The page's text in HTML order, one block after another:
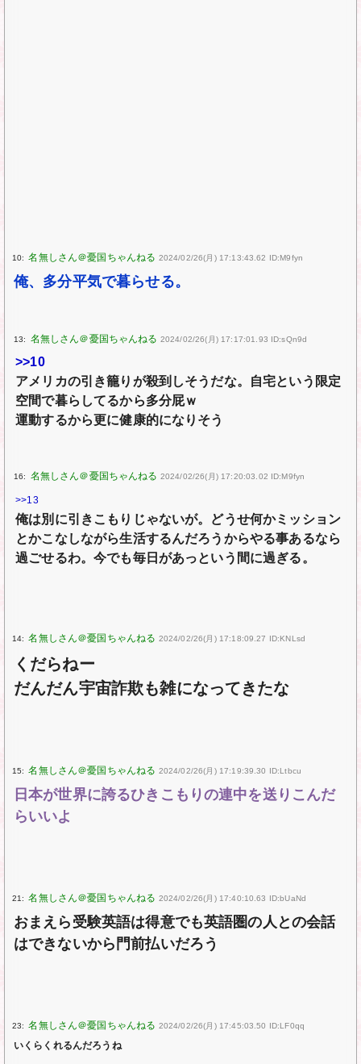
10: 2024/02/26(月) 17:13:43.62 ID:M9fyn
俺、多分平気で暮らせる。
13: 2024/02/26(月) 17:17:01.93 ID:sQn9d
>>10
アメリカの引き籠りが殺到しそうだな。自宅という限定
空間で暮らしてるから多分屁ｗ
運動するから更に健康的になりそう
16: 2024/02/26(月) 17:20:03.02 ID:M9fyn
>>13
俺は別に引きこもりじゃないが。どうせ何かミッション
とかこなしながら生活するんだろうからやる事あるなら
過ごせるわ。今でも毎日があっという間に過ぎる。
14: 2024/02/26(月) 17:18:09.27 ID:KNLsd
くだらねー
だんだん宇宙詐欺も雑になってきたな
15: 2024/02/26(月) 17:19:39.30 ID:Ltbcu
日本が世界に誇るひきこもりの連中を送りこんだ
らいいよ
21: 2024/02/26(月) 17:40:10.63 ID:bUaNd
おまえら受験英語は得意でも英語圏の人との会話
はできないから門前払いだろう
23: 2024/02/26(月) 17:45:03.50 ID:LF0qq
いくらくれるんだろうね